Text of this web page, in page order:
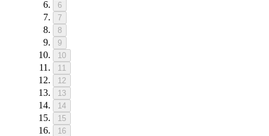
6
7
8
9
10
11
12
13
14
15
16